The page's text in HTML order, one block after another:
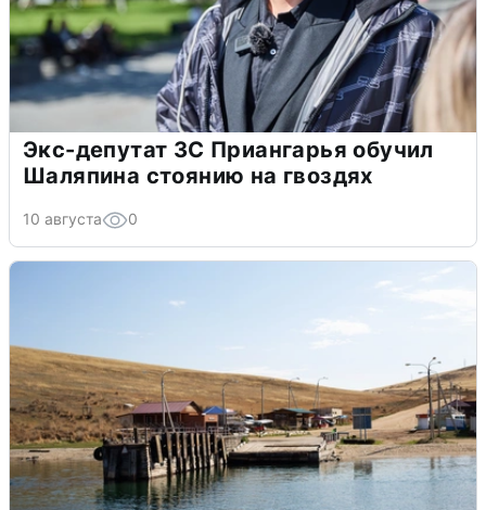
Экс-депутат ЗС Приангарья обучил
Шаляпина стоянию на гвоздях
10 августа 0